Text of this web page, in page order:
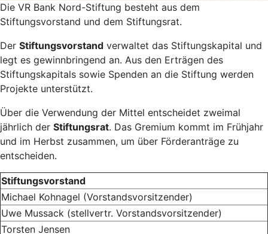
Die VR Bank Nord-Stiftung besteht aus dem
Stiftungsvorstand und dem Stiftungsrat.
Der Stiftungsvorstand verwaltet das Stiftungskapital und
legt es gewinnbringend an. Aus den Erträgen des
Stiftungskapitals sowie Spenden an die Stiftung werden
Projekte unterstützt.
Über die Verwendung der Mittel entscheidet zweimal
jährlich der Stiftungsrat. Das Gremium kommt im Frühjahr
und im Herbst zusammen, um über Förderanträge zu
entscheiden.
Stiftungsvorstand
Michael Kohnagel (Vorstandsvorsitzender)
Uwe Mussack (stellvertr. Vorstandsvorsitzender)
Torsten Jensen